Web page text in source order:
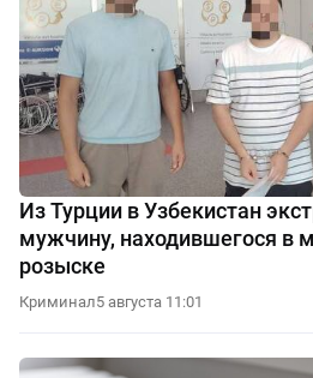
Из Турции в Узбекистан
мужчину, находившегося в
розыске
Криминал5 августа 11:01